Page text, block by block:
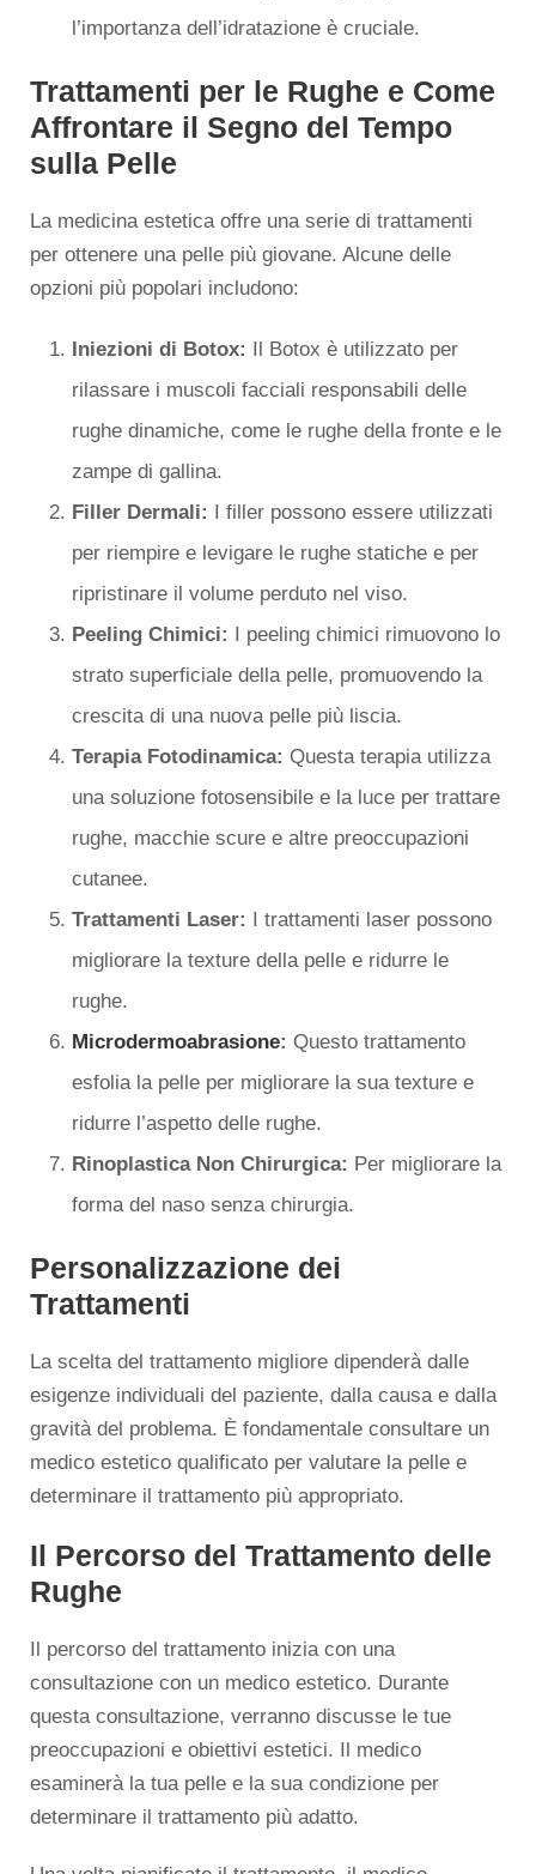
l’importanza dell’idratazione è cruciale.
Trattamenti per le Rughe e Come
Affrontare il Segno del Tempo
sulla Pelle
La medicina estetica offre una serie di trattamenti
per ottenere una pelle più giovane. Alcune delle
opzioni più popolari includono:
Iniezioni di Botox: Il Botox è utilizzato per
rilassare i muscoli facciali responsabili delle
rughe dinamiche, come le rughe della fronte e le
zampe di gallina.
Filler Dermali: I filler possono essere utilizzati
per riempire e levigare le rughe statiche e per
ripristinare il volume perduto nel viso.
Peeling Chimici: I peeling chimici rimuovono lo
strato superficiale della pelle, promuovendo la
crescita di una nuova pelle più liscia.
Terapia Fotodinamica: Questa terapia utilizza
una soluzione fotosensibile e la luce per trattare
rughe, macchie scure e altre preoccupazioni
cutanee.
Trattamenti Laser: I trattamenti laser possono
migliorare la texture della pelle e ridurre le
rughe.
Microdermoabrasione: Questo trattamento
esfolia la pelle per migliorare la sua texture e
ridurre l’aspetto delle rughe.
Rinoplastica Non Chirurgica: Per migliorare la
forma del naso senza chirurgia.
Personalizzazione dei
Trattamenti
La scelta del trattamento migliore dipenderà dalle
esigenze individuali del paziente, dalla causa e dalla
gravità del problema. È fondamentale consultare un
medico estetico qualificato per valutare la pelle e
determinare il trattamento più appropriato.
Il Percorso del Trattamento delle
Rughe
Il percorso del trattamento inizia con una
consultazione con un medico estetico. Durante
questa consultazione, verranno discusse le tue
preoccupazioni e obiettivi estetici. Il medico
esaminerà la tua pelle e la sua condizione per
determinare il trattamento più adatto.